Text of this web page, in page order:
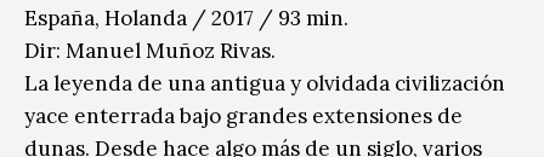
España, Holanda / 2017 / 93 min.
Dir: Manuel Muñoz Rivas.
La leyenda de una antigua y olvidada civilización
yace enterrada bajo grandes extensiones de
dunas. Desde hace algo más de un siglo, varios